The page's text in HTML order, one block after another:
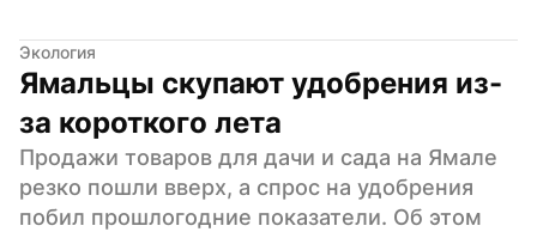
Экология
Ямальцы скупают удобрения из-
за короткого лета
Продажи товаров для дачи и сада на Ямале
резко пошли вверх, а спрос на удобрения
побил прошлогодние показатели. Об этом